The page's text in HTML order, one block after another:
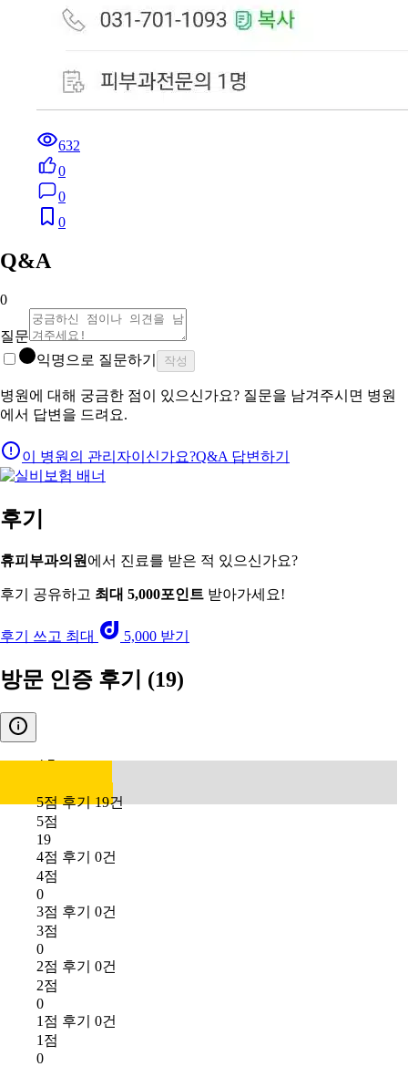
632
0
0
0
Q&A
0
질문
익명으로 질문하기
작성
병원에 대해 궁금한 점이 있으신가요? 질문을 남겨주시면 병원
에서 답변을 드려요.
이 병원의 관리자이신가요?Q&A 답변하기
후기
휴피부과의원 에서 진료를 받은 적 있으신가요?
후기 공유하고 최대 5,000포인트 받아가세요!
후기 쓰고 최대 5,000 받기
방문 인증 후기 (19)
4.7
5점 후기 19건
5점
19
4점 후기 0건
4점
0
3점 후기 0건
3점
0
2점 후기 0건
2점
0
1점 후기 0건
1점
0